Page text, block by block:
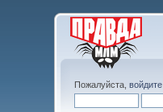
Пожалуйста,войдите